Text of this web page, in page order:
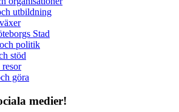
utbildning
Stad
politik
stöd
göra
medier!